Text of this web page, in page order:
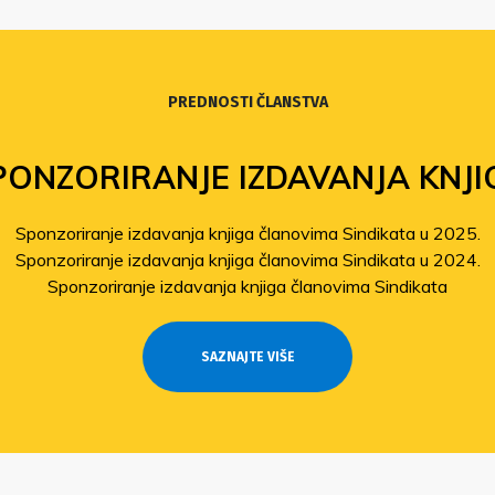
PREDNOSTI ČLANSTVA
IZDAVANJA
Sponzoriranje izdavanja knjiga članovima Sindikata u 2025.
Sponzoriranje izdavanja knjiga članovima Sindikata u 2024.
Sponzoriranje izdavanja knjiga članovima Sindikata
SAZNAJTE VIŠE